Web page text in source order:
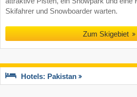
Skifahrer und Snowboarder warten.
Zum Skigebiet
Hotels: Pakistan